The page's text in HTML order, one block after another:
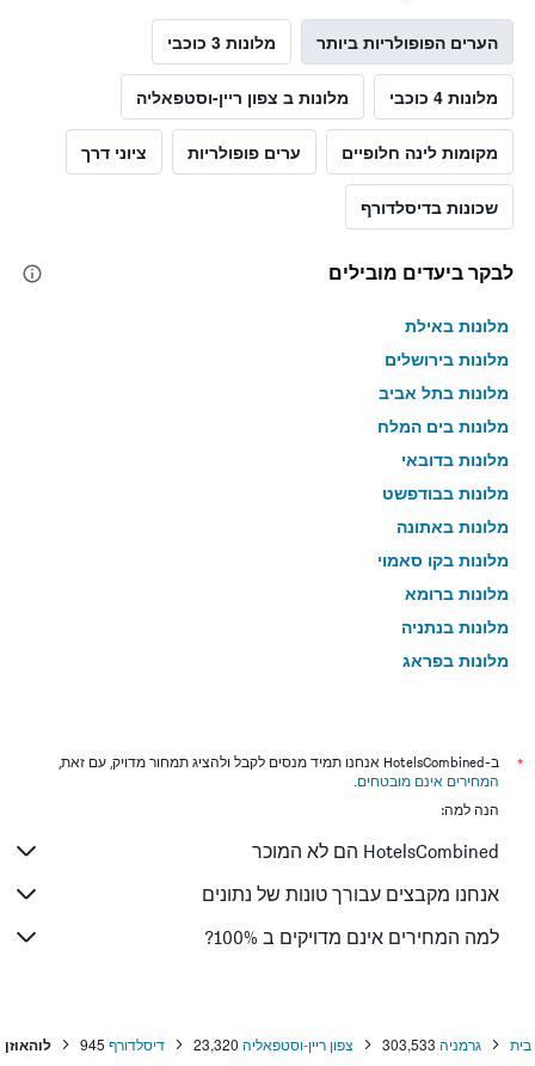
הערים הפופולריות ביותר מלונות 3 כוכבי
מלונות 4 כוכבי מלונות ב צפון ריין-וסטפאליה
מקומות לינה חלופיים ערים פופולריות ציוני דרך
שכונות בדיסלדורף
לבקר ביעדים מובילים
מלונות באילת
מלונות בירושלים
מלונות בתל אביב
מלונות בים המלח
מלונות בדובאי
מלונות בבודפשט
מלונות באתונה
מלונות בקו סאמוי
מלונות ברומא
מלונות בנתניה
מלונות בפראג
מלונות בניו יורק
מלונות בבנגקוק
מלונות בבוקרשט
מלונות בפאפוס
מלונות בלימסול
*
ב-HotelsCombined אנחנו תמיד מנסים לקבל ולהציג תמחור מדויק, עם זאת,
המחירים אינם מובטחים.
הנה למה:
HotelsCombined הם לא המוכר
אנחנו מקבצים עבורך טונות של נתונים
למה המחירים אינם מדויקים ב 100%?
בית גרמניה 303,533 צפון ריין-וסטפאליה 23,320 דיסלדורף 945 לוהאוזן